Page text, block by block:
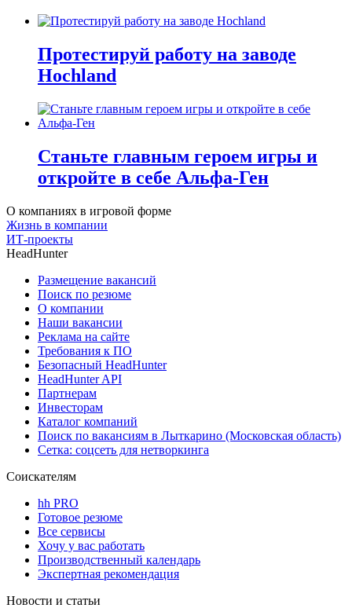
Протестируй работу на заводе
Hochland
Станьте главным героем игры и
откройте в себе Альфа-Ген
О компаниях в игровой форме
Жизнь в компании
ИТ-проекты
HeadHunter
Размещение вакансий
Поиск по резюме
О компании
Наши вакансии
Реклама на сайте
Требования к ПО
Безопасный HeadHunter
HeadHunter API
Партнерам
Инвесторам
Каталог компаний
Поиск по вакансиям в Лыткарино (Московская область)
Сетка: соцсеть для нетворкинга
Соискателям
hh PRO
Готовое резюме
Все сервисы
Хочу у вас работать
Производственный календарь
Экспертная рекомендация
Новости и статьи